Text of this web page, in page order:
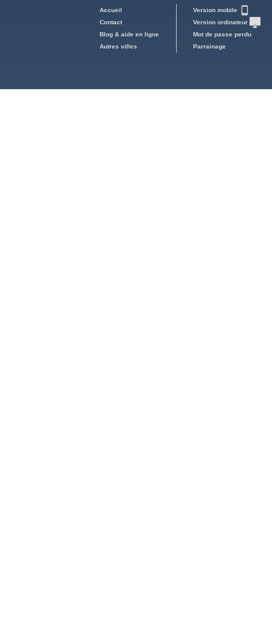
Accueil
Contact
Blog & aide en ligne
Autres villes
Version mobile
Version ordinateur
Mot de passe perdu
Parrainage